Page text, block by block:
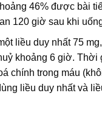
46% được bài
120 giờ sau khi
liều duy nhất 75
khoảng 6 giờ. Thời
chính trong máu
liều duy nhất và